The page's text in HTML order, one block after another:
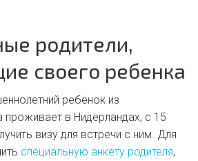
родители,
своего ребенка
ребенок из
в Нидерландах, с 15
визу для встречи с ним. Для
специальную анкету родителя,